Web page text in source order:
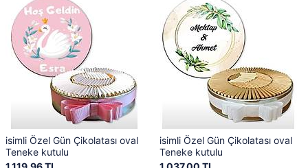
isimli Özel Gün Çikolatası oval
Teneke kutulu
isimli Özel Gün Çikolatası oval
Teneke kutulu